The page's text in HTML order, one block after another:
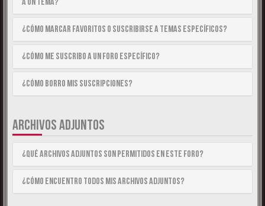
¿Cómo marcar Favoritos o suscribirse a temas específicos?
¿Cómo me suscribo a un foro específico?
¿Cómo borro mis suscripciones?
ARCHIVOS ADJUNTOS
¿Qué archivos adjuntos son permitidos en este foro?
¿Cómo encuentro todos mis archivos adjuntos?